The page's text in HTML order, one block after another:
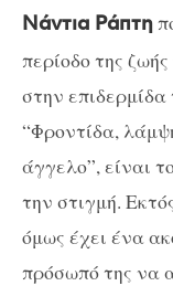
Νάντια Ράπτη
περίοδο της
στην
“Φροντίδα,
άγγελο”, είναι
την στιγμή.
όμως έχει ένα
πρόσωπό της να